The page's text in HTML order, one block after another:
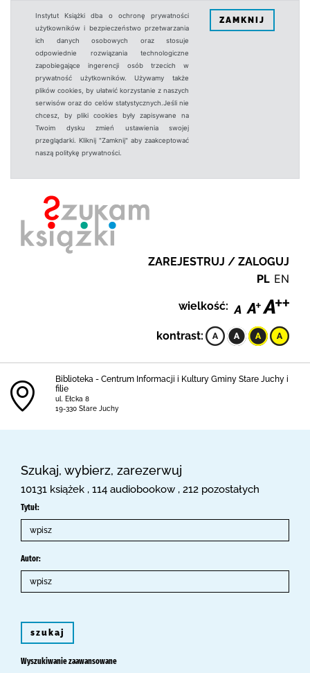
Instytut Książki dba o ochronę prywatności
użytkowników i bezpieczeństwo przetwarzania
ich danych osobowych oraz stosuje
odpowiednie rozwiązania technologiczne
zapobiegające ingerencji osób trzecich w
prywatność użytkowników. Używamy także
plików cookies, by ułatwić korzystanie z naszych
serwisów oraz do celów statystycznych.Jeśli nie
chcesz, by pliki cookies były zapisywane na
Twoim dysku zmień ustawienia swojej
przeglądarki. Kliknij "Zamknij" aby zaakceptować
naszą politykę prywatności.
ZAMKNIJ
ZAREJESTRUJ / ZALOGUJ
PL EN
wielkość:
kontrast:
Biblioteka - Centrum Informacji i Kultury Gminy Stare Juchy i
filie
ul. Ełcka 8
19-330 Stare Juchy
Szukaj, wybierz, zarezerwuj
10131 książek , 114 audiobookow , 212 pozostałych
Tytuł:
Autor:
szukaj
Wyszukiwanie zaawansowane